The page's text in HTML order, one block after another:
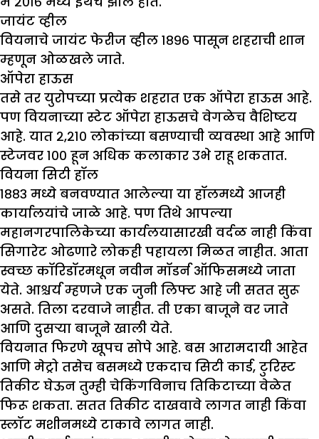
जायंट व्हील
वियनाचे जायंट फेरीज व्हील १८९६ पासून शहराची शान
म्हणून ओळखले जाते.
ऑपेरा हाऊस
तसे तर युरोपच्या प्रत्येक शहरात एक ऑपेरा हाऊस आहे.
पण वियनाच्या स्टेट ऑपेरा हाऊसचे वेगळेच वैशिष्टय
आहे. यात २,२१० लोकांच्या बसण्याची व्यवस्था आहे आणि
स्टेजवर १०० हून अधिक कलाकार उभे राहू शकतात.
वियना सिटी हॉल
१८८३ मध्ये बनवण्यात आलेल्या या हॉलमध्ये आजही
कार्यालयांचे जाळे आहे. पण तिथे आपल्या
महानगरपालिकेच्या कार्यलयासारखी वर्दळ नाही किंवा
सिगारेट ओढणारे लोकही पहायला मिळत नाहीत. आता
स्वच्छ कॉरिडॉरमधून नवीन मॉडर्न ऑफिसमध्ये जाता
येते. आश्चर्य म्हणजे एक जुनी लिफ्ट आहे जी सतत सुरू
असते. तिला दरवाजे नाहीत. ती एका बाजूने वर जाते
आणि दुसऱ्या बाजूने खाली येते.
वियनात फिरणे खूपच सोपे आहे. बस आरामदायी आहेत
आणि मेट्रो तसेच बसमध्ये एकदाच सिटी कार्ड, टुरिस्ट
तिकीट घेऊन तुम्ही चेकिंगविनाच तिकिटाच्या वेळेत
फिरू शकता. सतत तिकीट दाखवावे लागत नाही किंवा
स्लॉट मशीनमध्ये टाकावे लागत नाही.